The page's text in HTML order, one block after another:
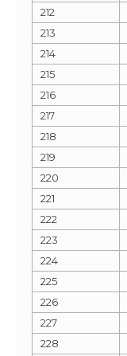
212
213
214
215
216
217
218
219
220
221
222
223
224
225
226
227
228